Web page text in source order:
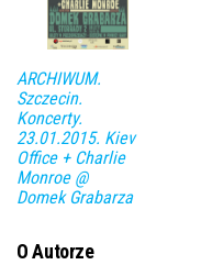
ARCHIWUM.
Szczecin.
Koncerty.
23.01.2015. Kiev
Office + Charlie
Monroe @
Domek Grabarza
O Autorze